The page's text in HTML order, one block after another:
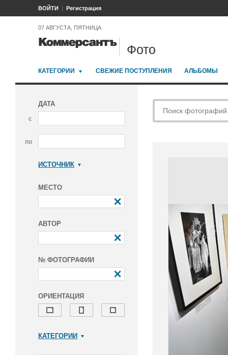
ВОЙТИ Регистрация
07 АВГУСТА, ПЯТНИЦА
Фото
КАТЕГОРИИ СВЕЖИЕ ПОСТУПЛЕНИЯ АЛЬБОМЫ
ДАТА
с
по
ИСТОЧНИК
МЕСТО
АВТОР
№ ФОТОГРАФИИ
ОРИЕНТАЦИЯ
КАТЕГОРИИ